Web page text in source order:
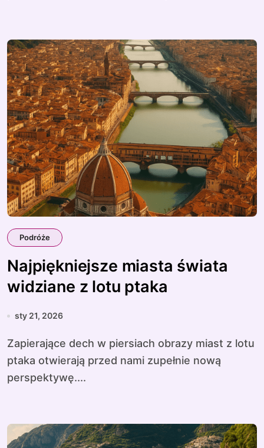
Podróże
Najpiękniejsze miasta świata
widziane z lotu ptaka
sty 21, 2026
Zapierające dech w piersiach obrazy miast z lotu
ptaka otwierają przed nami zupełnie nową
perspektywę....